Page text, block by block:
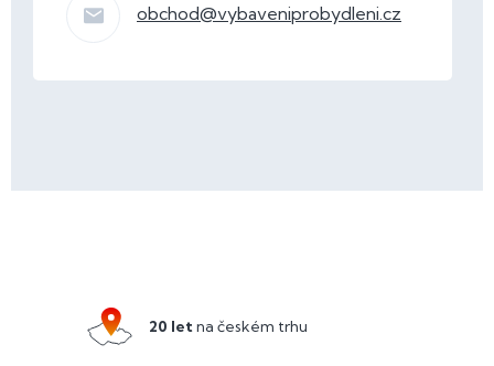
obchod@vybaveniprobydleni.cz
20 letna českém trhu